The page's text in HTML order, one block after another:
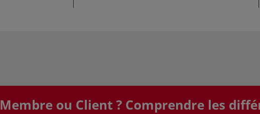
Membre ou Client ? Comprendre les